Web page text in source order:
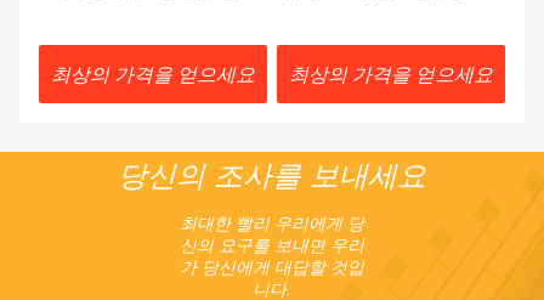
플 주사기 유리병
최상의 가격을 얻으세요 최상의 가격을 얻으세요
당신의 조사를 보내세요
최대한 빨리 우리에게 당
신의 요구를 보내면 우리
가 당신에게 대답할 것입
니다.